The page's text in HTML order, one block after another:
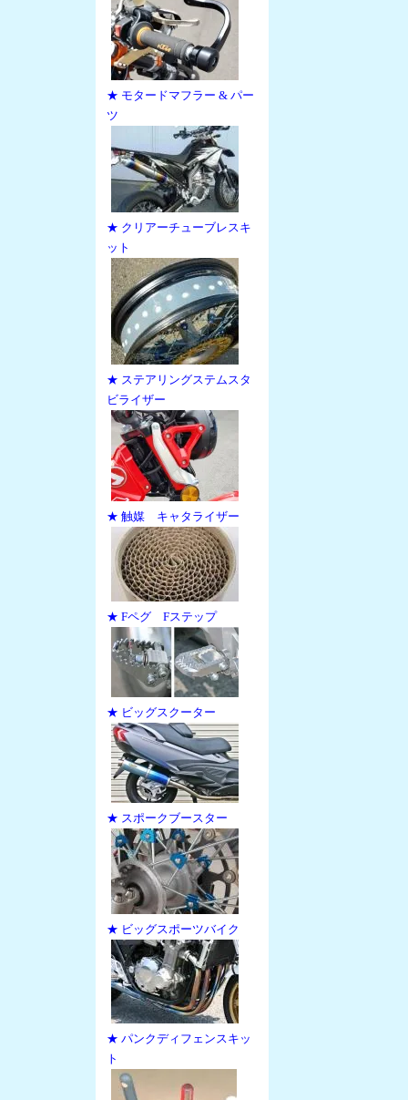
★ モタードマフラー & パー
ツ
★ クリアーチューブレスキ
ット
★ ステアリングステムスタ
ビライザー
★ 触媒 キャタライザー
★ Fペグ Fステップ
★ ビッグスクーター
★ スポークブースター
★ ビッグスポーツバイク
★ パンクディフェンスキッ
ト